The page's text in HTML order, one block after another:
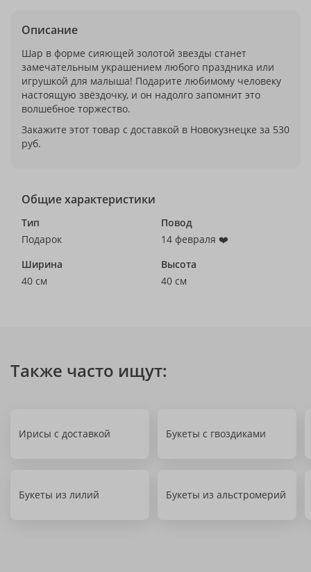
Описание
Шар в форме сияющей золотой звезды станет
замечательным украшением любого праздника или
игрушкой для малыша! Подарите любимому человеку
настоящую звёздочку, и он надолго запомнит это
волшебное торжество.
Закажите этот товар с доставкой в Новокузнецке за 530
руб.
Общие характеристики
Тип
Подарок
Повод
14 февраля ❤️
Ширина
40 см
Высота
40 см
Также часто ищут:
Ирисы с доставкой Букеты с гвоздиками
Букеты из лилий Букеты из альстромерий